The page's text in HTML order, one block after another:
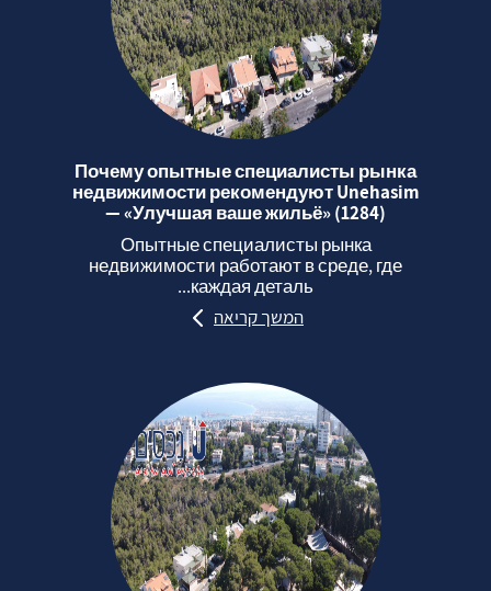
Почему опытные специалисты рынка
недвижимости рекомендуют Unehasim
— «Улучшая ваше жильё» (1284)
Опытные специалисты рынка
недвижимости работают в среде, где
каждая деталь...
המשך קריאה